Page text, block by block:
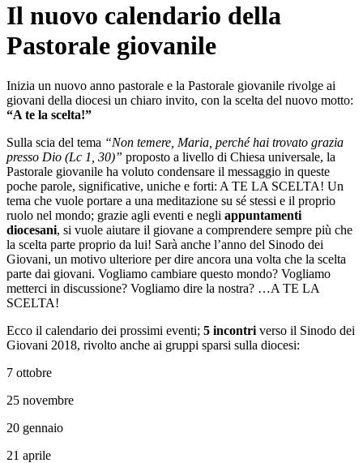
Il nuovo calendario della
Pastorale giovanile
Inizia un nuovo anno pastorale e la Pastorale giovanile rivolge ai
giovani della diocesi un chiaro invito, con la scelta del nuovo motto:
“A te la scelta!”
Sulla scia del tema “Non temere, Maria, perché hai trovato grazia
presso Dio (Lc 1, 30)” proposto a livello di Chiesa universale, la
Pastorale giovanile ha voluto condensare il messaggio in queste
poche parole, significative, uniche e forti: A TE LA SCELTA! Un
tema che vuole portare a una meditazione su sé stessi e il proprio
ruolo nel mondo; grazie agli eventi e negli appuntamenti
diocesani, si vuole aiutare il giovane a comprendere sempre più che
la scelta parte proprio da lui! Sarà anche l’anno del Sinodo dei
Giovani, un motivo ulteriore per dire ancora una volta che la scelta
parte dai giovani. Vogliamo cambiare questo mondo? Vogliamo
metterci in discussione? Vogliamo dire la nostra? …A TE LA
SCELTA!
Ecco il calendario dei prossimi eventi; 5 incontri verso il Sinodo dei
Giovani 2018, rivolto anche ai gruppi sparsi sulla diocesi:
7 ottobre
25 novembre
20 gennaio
21 aprile